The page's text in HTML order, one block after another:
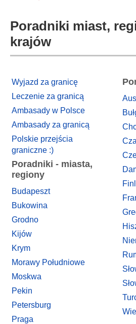
Poradniki miast,
krajów
Wyjazd za granicę
Leczenie za granicą
Ambasady w Polsce
Ambasady za granicą
Polskie przejścia
graniczne :)
Poradniki - miasta,
regiony
Budapeszt
Bukowina
Grodno
Kijów
Krym
Morawy Południowe
Moskwa
Pekin
Petersburg
Praga